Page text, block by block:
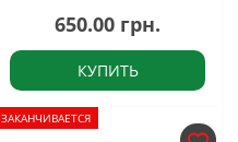
650.00 грн.
КУПИТЬ
ЗАКАНЧИВАЕТСЯ